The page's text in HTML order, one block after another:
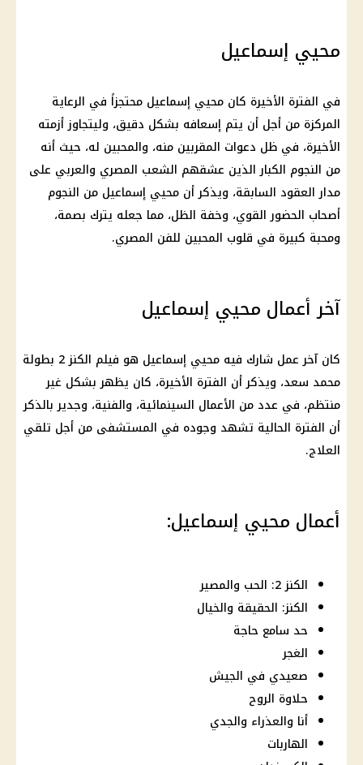
محيي إسماعيل
في الفترة الأخيرة كان محيي إسماعيل محتجزاً في الرعاية
المركزة من أجل أن يتم إسعافه بشكل دقيق، وليتجاوز أزمته
الأخيرة، في ظل دعوات المقربين منه، والمحبين له، حيث أنه
من النجوم الكبار الذين عشقهم الشعب المصري والعربي على
مدار العقود السابقة، ويذكر أن محيي إسماعيل من النجوم
أصحاب الحضور القوي، وخفة الظل، مما جعله يترك بصمة،
ومحبة كبيرة في قلوب المحبين للفن المصري.
آخر أعمال محيي إسماعيل
كان آخر عمل شارك فيه محيي إسماعيل هو فيلم الكنز 2 بطولة
محمد سعد، ويذكر أن الفترة الأخيرة، كان يظهر بشكل غير
منتظم، في عدد من الأعمال السينمائية، والفنية، وجدير بالذكر
أن الفترة الحالية تشهد وجوده في المستشفى من أجل تلقي
العلاج.
أعمال محيي إسماعيل:
الكنز 2: الحب والمصير
الكنز: الحقيقة والخيال
حد سامع حاجة
الغجر
صعيدي في الجيش
حلاوة الروح
أنا والعذراء والجدي
الهاربات